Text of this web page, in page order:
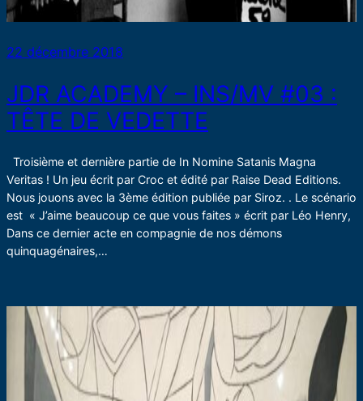
22 décembre 2018
JDR ACADEMY – INS/MV #03 :
TÊTE DE VEDETTE
Troisième et dernière partie de In Nomine Satanis Magna
Veritas ! Un jeu écrit par Croc et édité par Raise Dead Editions.
Nous jouons avec la 3ème édition publiée par Siroz. . Le scénario
est « J’aime beaucoup ce que vous faites » écrit par Léo Henry,
Dans ce dernier acte en compagnie de nos démons
quinquagénaires,…